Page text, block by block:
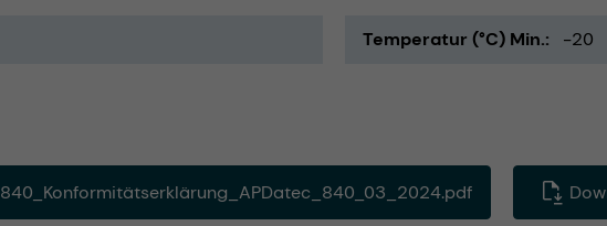
Temperatur (°C) Min. -20
840_Konformitätserklärung_APDatec_840_03_2024.pdf